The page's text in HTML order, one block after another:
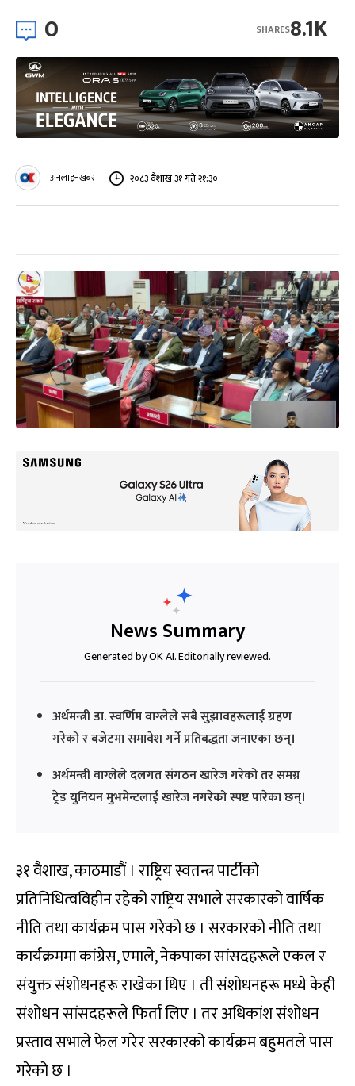
0 8.1K
SHARES
अनलाइनखबर २०८३ वैशाख ३१ गते २१:३०
News Summary
Generated by OK AI. Editorially reviewed.
अर्थमन्त्री डा. स्वर्णिम वाग्लेले सबै सुझावहरूलाई ग्रहण
गरेको र बजेटमा समावेश गर्ने प्रतिबद्धता जनाएका छन्।
अर्थमन्त्री वाग्लेले दलगत संगठन खारेज गरेको तर समग्र
ट्रेड युनियन मुभमेन्टलाई खारेज नगरेको स्पष्ट पारेका छन्।
३१ वैशाख, काठमाडौं । राष्ट्रिय स्वतन्त्र पार्टीको
प्रतिनिधित्वविहीन रहेको राष्ट्रिय सभाले सरकारको वार्षिक
नीति तथा कार्यक्रम पास गरेको छ । सरकारको नीति तथा
कार्यक्रममा कांग्रेस, एमाले, नेकपाका सांसदहरूले एकल र
संयुक्त संशोधनहरू राखेका थिए । ती संशोधनहरू मध्ये केही
संशोधन सांसदहरूले फिर्ता लिए । तर अधिकांश संशोधन
प्रस्ताव सभाले फेल गरेर सरकारको कार्यक्रम बहुमतले पास
गरेको छ ।